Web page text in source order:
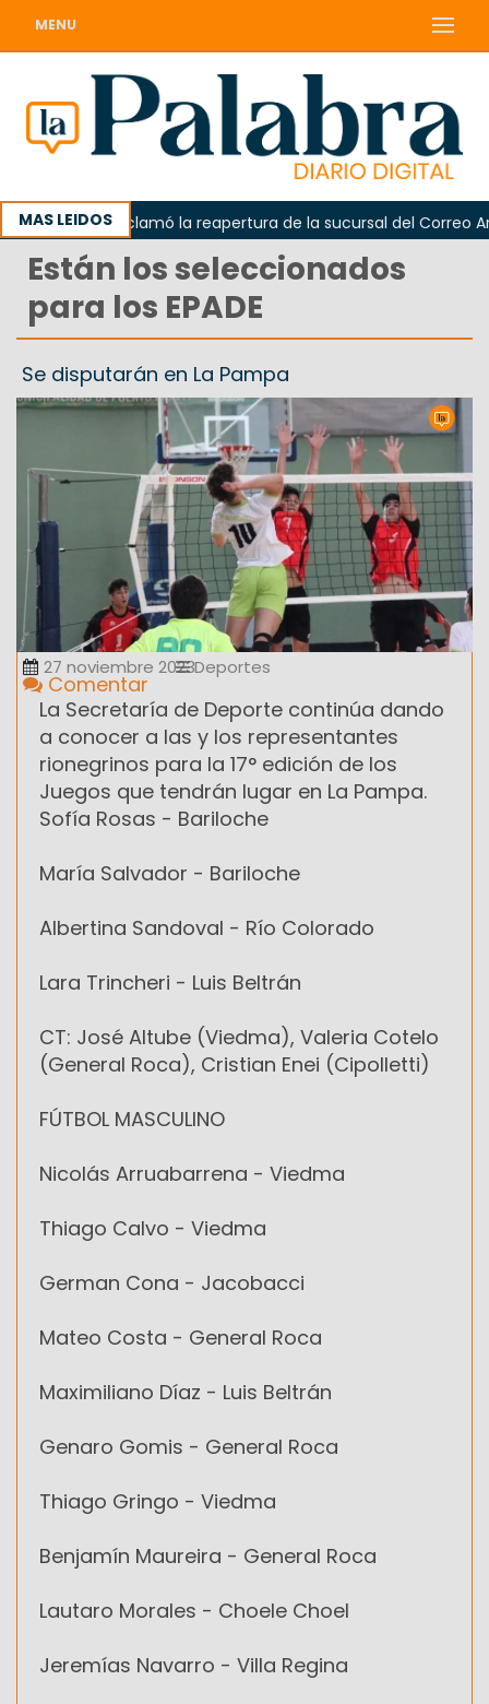
MENU
MAS LEIDOS
Odarda reclamó la reapertura de la sucursal del Correo
Están los seleccionados
para los EPADE
Se disputarán en La Pampa
27 noviembre 2023Deportes
Comentar
La Secretaría de Deporte continúa dando
a conocer a las y los representantes
rionegrinos para la 17° edición de los
Juegos que tendrán lugar en La Pampa.
Sofía Rosas - Bariloche
María Salvador - Bariloche
Albertina Sandoval - Río Colorado
Lara Trincheri - Luis Beltrán
CT: José Altube (Viedma), Valeria Cotelo
(General Roca), Cristian Enei (Cipolletti)
FÚTBOL MASCULINO
Nicolás Arruabarrena - Viedma
Thiago Calvo - Viedma
German Cona - Jacobacci
Mateo Costa - General Roca
Maximiliano Díaz - Luis Beltrán
Genaro Gomis - General Roca
Thiago Gringo - Viedma
Benjamín Maureira - General Roca
Lautaro Morales - Choele Choel
Jeremías Navarro - Villa Regina